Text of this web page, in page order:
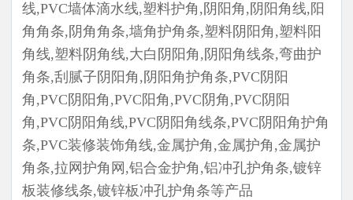
线,PVC墙体滴水线,塑料护角,阴阳角,阴阳角线,阳
角角条,阴角角条,墙角护角条,塑料阴阳角,塑料阳
角线,塑料阴角线,大白阴阳角,阴阳角线条,弯曲护
角条,刮腻子阴阳角,阴阳角护角条,PVC阴阳
角,PVC阴阳角,PVC阳角,PVC阴角,PVC阴阳
角,PVC阴阳角线,PVC阴阳角线条,PVC阴阳角护角
条,PVC装修装饰角线,金属护角,金属护角,金属护
角条,拉网护角网,铝合金护角,铝冲孔护角条,镀锌
板装修线条,镀锌板冲孔护角条等产品